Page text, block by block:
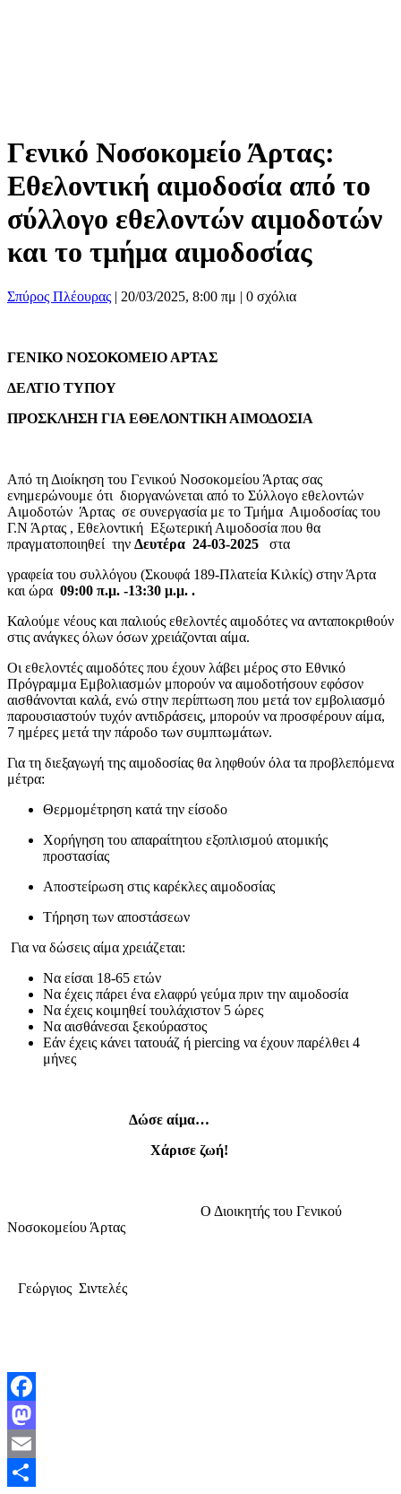
Γενικό Νοσοκομείο Άρτας:
Εθελοντική αιμοδοσία από το
σύλλογο εθελοντών αιμοδοτών
και το τμήμα αιμοδοσίας
Σπύρος Πλέουρας | 20/03/2025, 8:00 πμ | 0 σχόλια
ΓΕΝΙΚΟ ΝΟΣΟΚΟΜΕΙΟ ΑΡΤΑΣ
ΔΕΛΤΙΟ ΤΥΠΟΥ
ΠΡΟΣΚΛΗΣΗ ΓΙΑ ΕΘΕΛΟΝΤΙΚΗ ΑΙΜΟΔΟΣΙΑ
Από τη Διοίκηση του Γενικού Νοσοκομείου Άρτας σας
ενημερώνουμε ότι διοργανώνεται από το Σύλλογο εθελοντών
Αιμοδοτών Άρτας σε συνεργασία με το Τμήμα Αιμοδοσίας του
Γ.Ν Άρτας , Εθελοντική Εξωτερική Αιμοδοσία που θα
πραγματοποιηθεί την Δευτέρα 24-03-2025 στα
γραφεία του συλλόγου (Σκουφά 189-Πλατεία Κιλκίς) στην Άρτα
και ώρα 09:00 π.μ. -13:30 μ.μ. .
Καλούμε νέους και παλιούς εθελοντές αιμοδότες να ανταποκριθούν
στις ανάγκες όλων όσων χρειάζονται αίμα.
Οι εθελοντές αιμοδότες που έχουν λάβει μέρος στο Εθνικό
Πρόγραμμα Εμβολιασμών μπορούν να αιμοδοτήσουν εφόσον
αισθάνονται καλά, ενώ στην περίπτωση που μετά τον εμβολιασμό
παρουσιαστούν τυχόν αντιδράσεις, μπορούν να προσφέρουν αίμα,
7 ημέρες μετά την πάροδο των συμπτωμάτων.
Για τη διεξαγωγή της αιμοδοσίας θα ληφθούν όλα τα προβλεπόμενα
μέτρα:
Θερμομέτρηση κατά την είσοδο
Χορήγηση του απαραίτητου εξοπλισμού ατομικής
προστασίας
Αποστείρωση στις καρέκλες αιμοδοσίας
Τήρηση των αποστάσεων
Για να δώσεις αίμα χρειάζεται:
Να είσαι 18-65 ετών
Να έχεις πάρει ένα ελαφρύ γεύμα πριν την αιμοδοσία
Να έχεις κοιμηθεί τουλάχιστον 5 ώρες
Να αισθάνεσαι ξεκούραστος
Εάν έχεις κάνει τατουάζ ή piercing να έχουν παρέλθει 4
μήνες
Δώσε αίμα…
Χάρισε ζωή!
Ο Διοικητής του Γενικού
Νοσοκομείου Άρτας
Γεώργιος Σιντελές
Facebook
Mastodon
Email